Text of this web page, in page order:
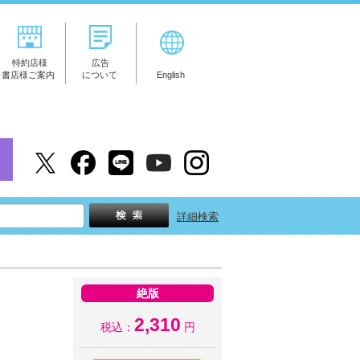
特約店様
書店様ご案内
広告
について
English
詳細検索
絶版
税込： 2,310 円